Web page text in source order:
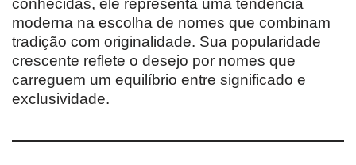
conhecidas, ele representa uma tendência
moderna na escolha de nomes que combinam
tradição com originalidade. Sua popularidade
crescente reflete o desejo por nomes que
carreguem um equilíbrio entre significado e
exclusividade.